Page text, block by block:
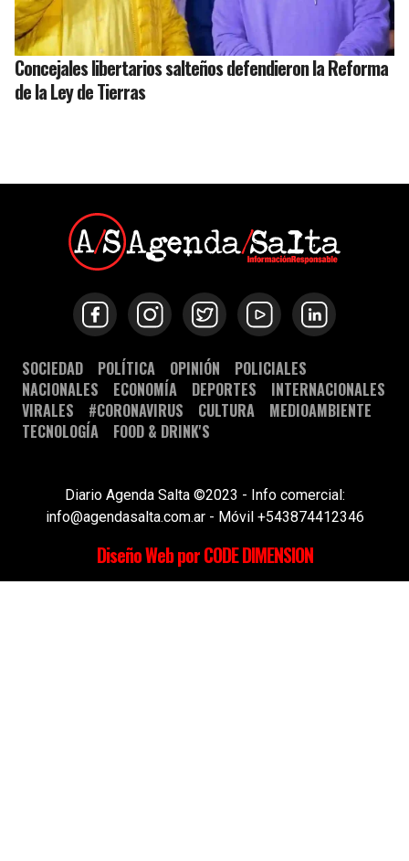
Concejales libertarios salteños defendieron la Reforma
de la Ley de Tierras
SOCIEDAD POLÍTICA OPINIÓN
POLICIALES
NACIONALES
ECONOMÍA DEPORTES
INTERNACIONALES
VIRALES
#CORONAVIRUS CULTURA
MEDIOAMBIENTE
TECNOLOGÍA
FOOD & DRINK'S
Diario Agenda Salta ©2023 - Info comercial:
info@agendasalta.com.ar - Móvil +543874412346
Diseño Web por CODE DIMENSION